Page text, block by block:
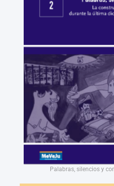
Palabras, silencios y